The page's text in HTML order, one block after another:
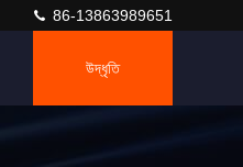
86-13863989651
উদ্ধৃতি